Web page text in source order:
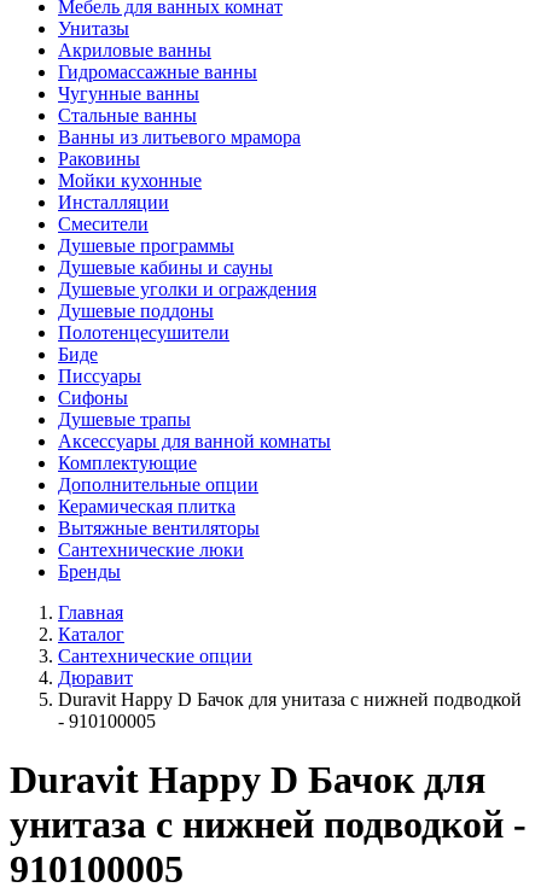
Мебель для ванных комнат
Унитазы
Акриловые ванны
Гидромассажные ванны
Чугунные ванны
Стальные ванны
Ванны из литьевого мрамора
Раковины
Мойки кухонные
Инсталляции
Смесители
Душевые программы
Душевые кабины и сауны
Душевые уголки и ограждения
Душевые поддоны
Полотенцесушители
Биде
Писсуары
Сифоны
Душевые трапы
Аксессуары для ванной комнаты
Комплектующие
Дополнительные опции
Керамическая плитка
Вытяжные вентиляторы
Сантехнические люки
Бренды
Главная
Каталог
Сантехнические опции
Дюравит
Duravit Happy D Бачок для унитаза с нижней подводкой
- 910100005
Duravit Happy D Бачок для
унитаза с нижней подводкой -
910100005